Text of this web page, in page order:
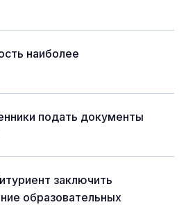
наиболее
подать документы
заключить
образовательных